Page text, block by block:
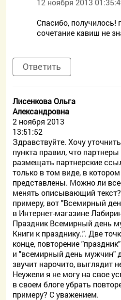
12 ноября 2013
Спасибо, получилось!
сочетание кавиш не
Ответить
Лисенкова Ольга
Александровна
2 ноября 2013
13:51:52
Здравствуйте. Хочу
пункта правил, что
размещать партнерские
только в том виде, в
представлены. Можно ли
менять описывающий
примеру, вот "Всемирный
в Интернет-магазине
Праздник Всемирный день
Книги к празднику..". Две
конце, повторение
и "всемирный день мужчин"
звучит нарочито, выглядит
Неужели я не могу на свое
в своем блоге убрать
примеру? С уважением.